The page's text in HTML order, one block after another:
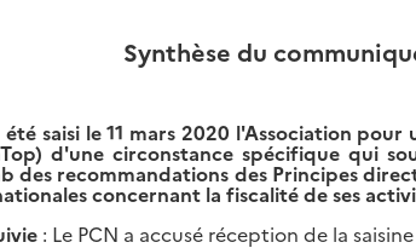
Synthèse du
été saisi le 11 mars 2020 l'Association
d'une circonstance spécifique qui
des recommandations des Principes
concernant la fiscalité de ses
: Le PCN a accusé réception de la